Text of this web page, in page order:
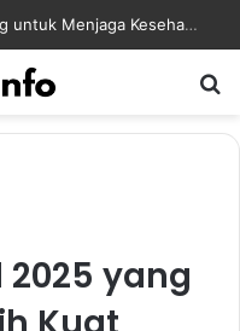
Mengapa Self Reflection Penting untuk Menjaga Kesehatan Mental di Tengah Kesibukan
yang